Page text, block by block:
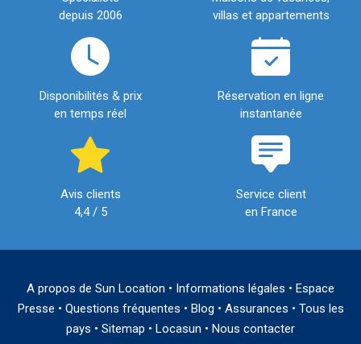
depuis 2006
villas et appartements
Disponibilités & prix
en temps réel
Réservation en ligne
instantanée
Avis clients
4,4 / 5
Service client
en France
A propos de Sun Location • Informations légales • Espace
Presse • Questions fréquentes • Blog • Assurances • Tous les
pays • Sitemap • Locasun • Nous contacter